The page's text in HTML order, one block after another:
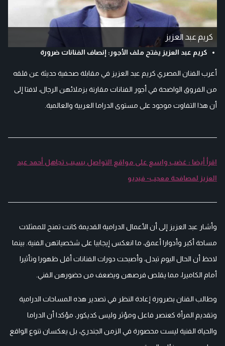
كريم عبد العزيز
كريم عبد العزيز يفتح ملف الأجور: إنصاف الفنانات ضرورة
أعرب الفنان المصري كريم عبد العزيز في مقابلة صحفية حديثة عن قلقه
من الفروق الواضحة في أجور الفنانات مقارنة بزملائهن الرجال، لافتا إلى
أن هذا التفاوت موجود على مستوى الدراما العربية والعالمية.
اقرأ أيضا : غضب واسع على مواقع التواصل بسبب تجاهل أحمد عبد
العزيز لمصافحة معجب- فيديو
وأشار عبد العزيز إلى أن الأعمال الدرامية القديمة كانت تمنح للممثلات
مساحة أكبر وأدوارا أعمق، ما انعكس إيجابيا على شخصياتهن الفنية. بينما
لاحظ أن الحال اليوم تبدل، وأصبحت دورات الفنانات أقل ظهورا وتأثيرا
أمام الكاميرا، مما يقلص فرصهن ويضعف من حضورهن الفني.
وطالب الفنان بضرورة إعادة النظر في تصدير هذه المساحات الدرامية
وتقديم المرأة كعنصر فاعل ومؤثر وليس كديكور، مؤكدا أن الدراما
والحياة الفنية ليست محصورة في الزمن الجندري، بل يعكسان تنوع الواقع